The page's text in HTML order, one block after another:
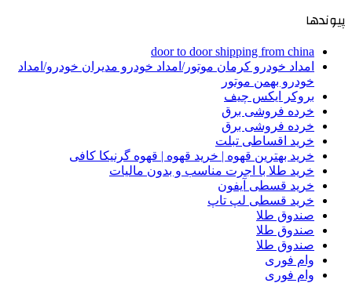
پیوندها
door to door shipping from china
امداد خودرو کرمان موتور/امداد خودرو مدیران خودرو/امداد
خودرو بهمن موتور
بروکر ایکس چیف
خرده فروشی برق
خرده فروشی برق
خرید اقساطی تبلت
خرید بهترین قهوه | خرید قهوه | قهوه گرنیکا کافی
خرید طلا با اجرت مناسب و بدون مالیات
خرید قسطی آیفون
خرید قسطی لپ تاپ
صندوق طلا
صندوق طلا
صندوق طلا
وام فوری
وام فوری